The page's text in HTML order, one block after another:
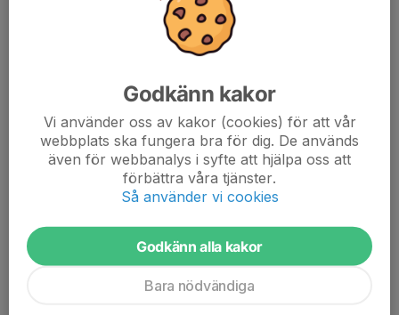
Välkomna till årets upplaga av Kråkvasan den 5:e mars kl 11.00.
Skidtävling för barn som kan välja att åka runt elljusspåret, med
skidspår på bandyplanen där man åker så många varv man
orkar. Medalj till alla barn och utlottning av priser på
nummerlappen efter avslutad tävling.
Godkänn kakor
Vi använder oss av kakor (cookies) för att vår
webbplats ska fungera bra för dig. De används
även för webbanalys i syfte att hjälpa oss att
förbättra våra tjänster.
Så använder vi cookies
Godkänn alla kakor
Bara nödvändiga